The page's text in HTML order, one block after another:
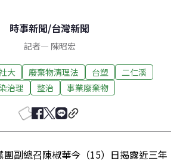
時事新聞/台灣新聞
記者— 陳昭宏
大 廢棄物清理法 台塑
二仁溪
治理
整治 事業廢棄物
團副總召陳椒華今（15）日揭露近三年